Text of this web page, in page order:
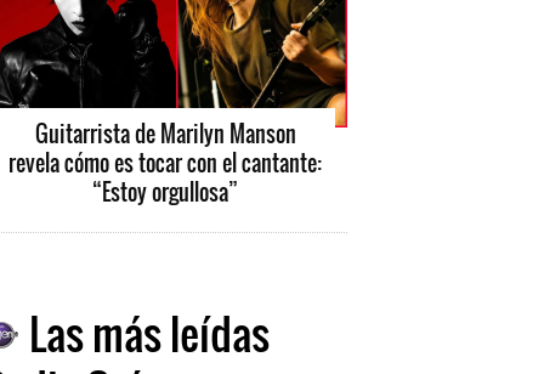
Guitarrista de Marilyn Manson
revela cómo es tocar con el cantante:
“Estoy orgullosa”
Las más leídas